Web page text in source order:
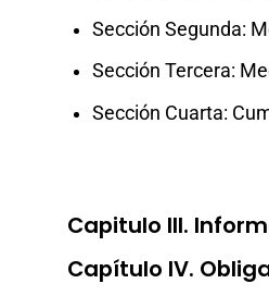
Sección Segunda:
Sección Tercera:
Sección Cuarta:
Capitulo III.
Capítulo IV.